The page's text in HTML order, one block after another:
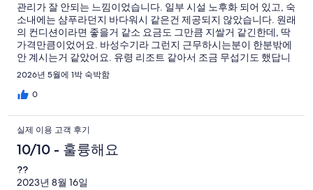
관리가 잘 안되는 느낌이었습니다. 일부 시설 노후화 되어 있고, 숙
소내에는 샴푸라던지 바다워시 같은건 제공되지 않았습니다. 원래
의 컨디션이라면 좋을거 같소 요금도 그만큼 지쌀거 같긴한데, 딱
가격만큼이었어요. 바성수기라 그런지 근무하시는분이 한분밖에
안 계시는거 같았어요. 유령 리조트 같아서 조금 무섭기도 했답니
다.
2026년 5월에 1박 숙박함
0
실제 이용 고객 후기
10/10 - 훌륭해요
??
2023년 8월 16일